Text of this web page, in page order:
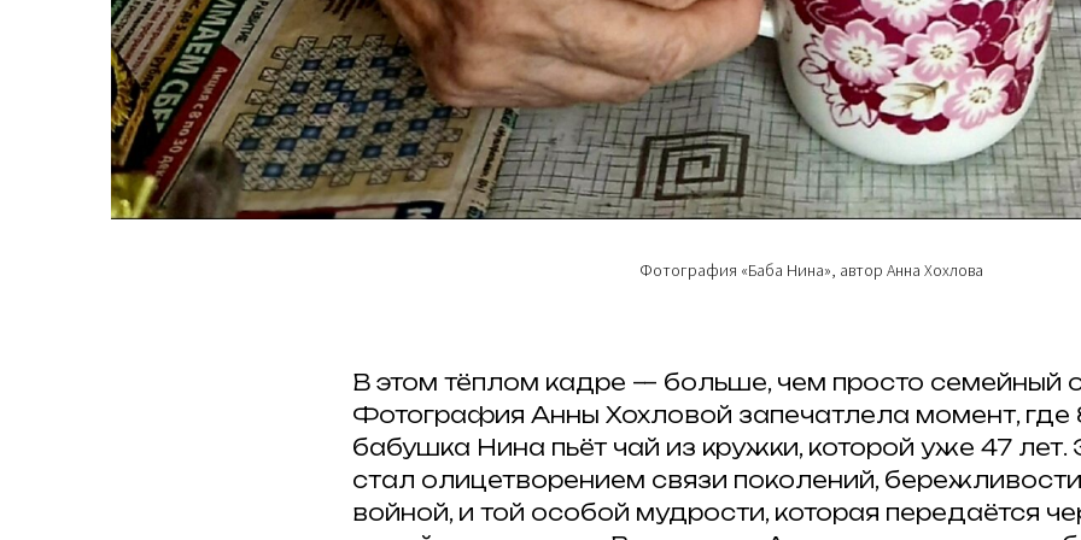
Фотография «Баба Нина», автор Анна Хохлова
В этом тёплом кадре — больше, чем просто семейный
Фотография Анны Хохловой запечатлела момент, где
бабушка Нина пьёт чай из кружки, которой уже 47 лет.
стал олицетворением связи поколений,
войной, и той особой мудрости, которая передаётся